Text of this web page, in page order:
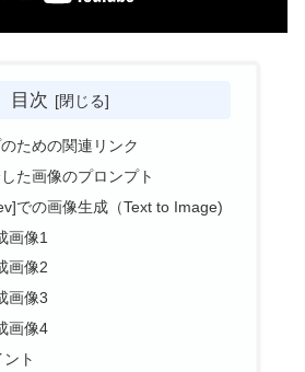
目次
ための関連リンク
た画像のプロンプト
での画像生成（Text to Image)
画像1
画像2
画像3
画像4
ト